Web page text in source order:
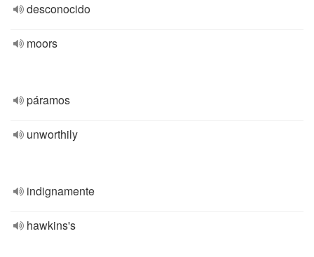
desconocido
moors
páramos
unworthily
indignamente
hawkins's